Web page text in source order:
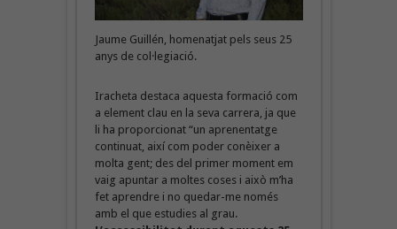
Jaume Guillén, homenatjat pels seus 25
anys de col·legiació.
Iracheta destaca aquesta formació com
a element clau en la seva carrera, ja que
li ha proporcionat “un aprenentatge
continuat, així com poder conèixer a
molta gent; des del primer moment em
vaig apuntar a moltes coses i això m’ha
fet aprendre i no quedar-me només
amb el que estudies al grau.